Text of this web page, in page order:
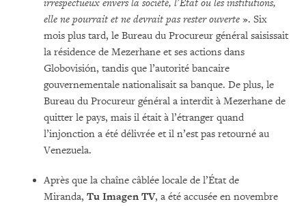
irrespectueux envers la société, l’État ou les institutions,
elle ne pourrait et ne devrait pas rester ouverte ». Six
mois plus tard, le Bureau du Procureur général saisissait
la résidence de Mezerhane et ses actions dans
Globovisión, tandis que l’autorité bancaire
gouvernementale nationalisait sa banque. De plus, le
Bureau du Procureur général a interdit à Mezerhane de
quitter le pays, mais il était à l’étranger quand
l’injonction a été délivrée et il n’est pas retourné au
Venezuela.
Après que la chaîne câblée locale de l’État de
Miranda, Tu Imagen TV, a été accusée en novembre